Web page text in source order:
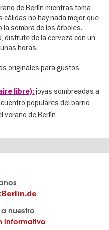
de Berlín mientras toma
cálidas no hay nada mejor que
la sombra de los árboles.
disfrute de la cerveza con un
horas.
originales para gustos
libre):joyas sombreadas a
populares del barrio
verano de Berlín
nuestro
informativo